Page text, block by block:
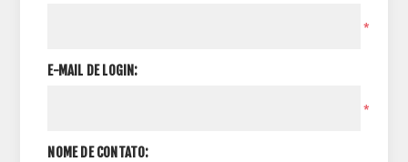
*
E-MAIL DE LOGIN:
*
NOME DE CONTATO: